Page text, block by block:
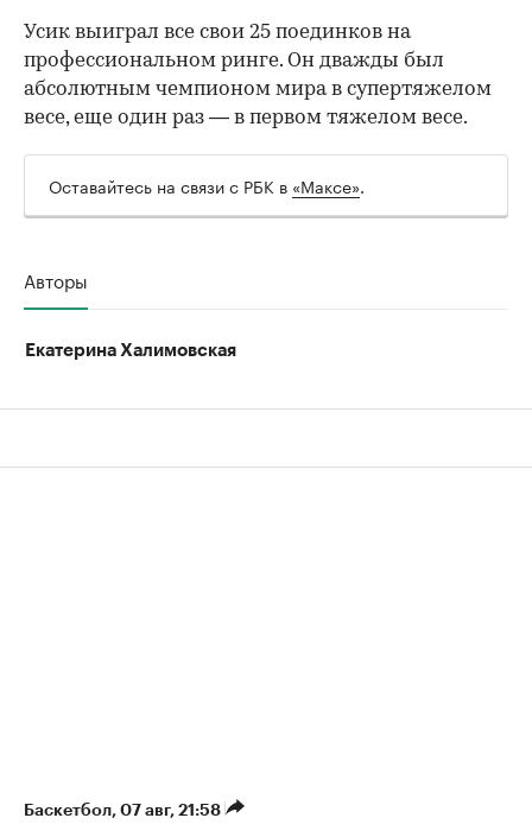
Усик выиграл все свои 25 поединков на
профессиональном ринге. Он дважды был
абсолютным чемпионом мира в супертяжелом
весе, еще один раз — в первом тяжелом весе.
Оставайтесь на связи с РБК в «Максе».
Авторы
Екатерина Халимовская
Баскетбол⁠, 07 авг, 21:58